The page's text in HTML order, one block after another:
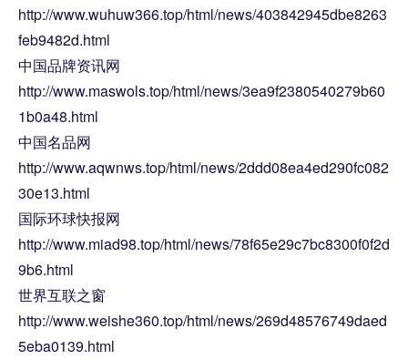
http://www.wuhuw366.top/html/news/403842945dbe8263
feb9482d.html
中国品牌资讯网
http://www.maswols.top/html/news/3ea9f2380540279b60
1b0a48.html
中国名品网
http://www.aqwnws.top/html/news/2ddd08ea4ed290fc082
30e13.html
国际环球快报网
http://www.miad98.top/html/news/78f65e29c7bc8300f0f2d
9b6.html
世界互联之窗
http://www.weishe360.top/html/news/269d48576749daed
5eba0139.html